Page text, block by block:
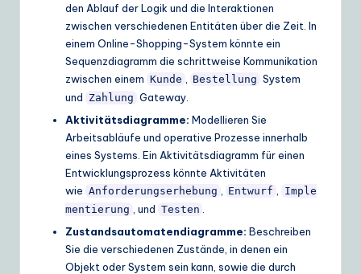
den Ablauf der Logik und die Interaktionen
zwischen verschiedenen Entitäten über die Zeit. In
einem Online-Shopping-System könnte ein
Sequenzdiagramm die schrittweise Kommunikation
zwischen einem Kunde Bestellung System
und Zahlung Gateway.
Aktivitätsdiagramme: Modellieren Sie
Arbeitsabläufe und operative Prozesse innerhalb
eines Systems. Ein Aktivitätsdiagramm für einen
Entwicklungsprozess könnte Aktivitäten
wie Anforderungserhebung Entwurf
Imple
mentierung
, und Testen
Zustandsautomatendiagramme: Beschreiben
Sie die verschiedenen Zustände, in denen ein
Objekt oder System sein kann, sowie die durch